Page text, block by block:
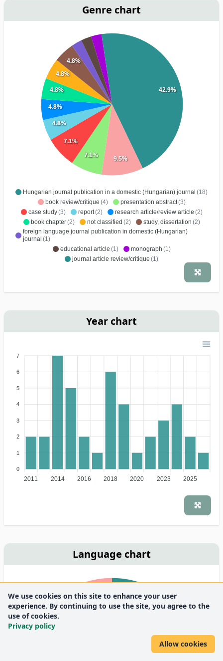
Genre chart
Hungarian journal publication in a domestic (Hungarian) journal (18)
book review/critique (4) presentation abstract(3)
case study(3) report(2) research article/review article (2)
book chapter(2) not classified (2) study, dissertation (2)
foreign language journal publication in domestic (Hungarian)
journal (1)
educational article (1) monograph (1)
journal article review/critique (1)
42.9%
9.5%
7.1%
7.1%
4.8%
4.8%
4.8%
4.8%
4.8%
Year chart
7
6
5
4
3
2
1
0
2011 2014 2016 2018 2020 2023 2025
Language chart
14.3%
We use cookies on this site to enhance your user
experience. By continuing to use the site, you agree to the
use of cookies.
Privacy policy
Allow cookies